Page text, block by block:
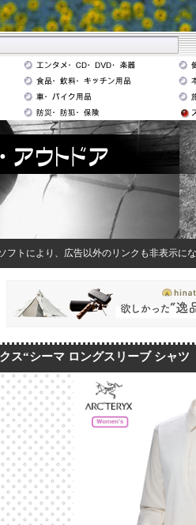
フトにより、広告以外のリンクも非表示に
ス“シーマ ロングスリーブ シャツ